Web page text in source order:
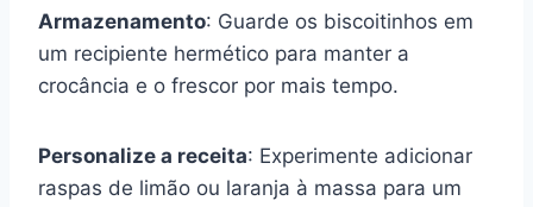
Armazenamento: Guarde os biscoitinhos em
um recipiente hermético para manter a
crocância e o frescor por mais tempo.
Personalize a receita: Experimente adicionar
raspas de limão ou laranja à massa para um